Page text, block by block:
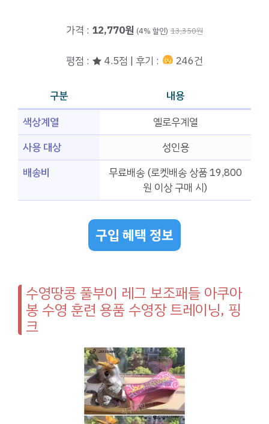
가격 : 12,770원 (4% 할인) 13,350원
평점 : ★ 4.5점 | 후기 : 246건
구분
내용
색상계열
옐로우계열
사용 대상
성인용
배송비
무료배송 (로켓배송 상품 19,800
원 이상 구매 시)
구입 혜택 정보
수영땅콩 풀부이 레그 보조패들 아쿠아
봉 수영 훈련 용품 수영장 트레이닝, 핑
크